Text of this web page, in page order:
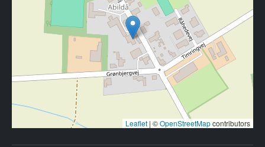
Leaflet | ©OpenStreetMapcontributors